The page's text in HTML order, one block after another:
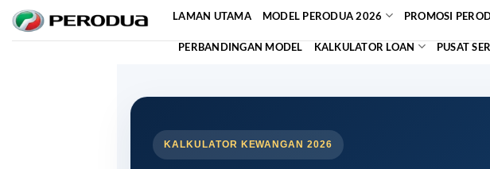
Skip
LAMAN UTAMA MODEL PERODUA 2026 PROMOSI
PERBANDINGAN MODEL KALKULATOR LOAN PUSAT
KALKULATOR KEWANGAN 2026